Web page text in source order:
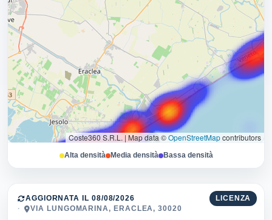
Coste360 S.R.L. | Map data ©OpenStreetMapcontributors
Alta densità Media densità Bassa densità
LICENZA
AGGIORNATA IL 08/08/2026
VIA LUNGOMARINA, ERACLEA, 30020